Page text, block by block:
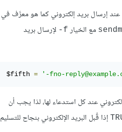
عند إرسال بريد إلكتروني كما هو معرَّف في
مع الخيار ‎-f لإرسال بريد
$fifth = '-fno-
عند كل استدعاء لها، لذا يجب أن
إذا قُبل البريد الإلكتروني بنجاح للتسليم